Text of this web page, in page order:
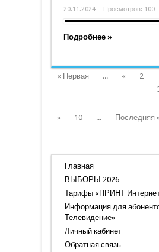
20.11.2024 Просмотров: 100
Подробнее »
« Первая ... «
2
»
10 ... Последняя
Главная
ВЫБОРЫ 2026
Тарифы «ПРИНТ
Информация для
Телевидение»
Личный кабинет
Обратная связь